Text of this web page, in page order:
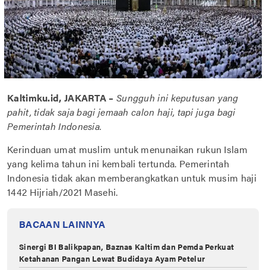
Kaltimku.id, JAKARTA – Sungguh ini keputusan yang
pahit, tidak saja bagi jemaah calon haji, tapi juga bagi
Pemerintah Indonesia.
Kerinduan umat muslim untuk menunaikan rukun Islam
yang kelima tahun ini kembali tertunda. Pemerintah
Indonesia tidak akan memberangkatkan untuk musim haji
1442 Hijriah/2021 Masehi.
BACAAN LAINNYA
Sinergi BI Balikpapan, Baznas Kaltim dan Pemda Perkuat
Ketahanan Pangan Lewat Budidaya Ayam Petelur